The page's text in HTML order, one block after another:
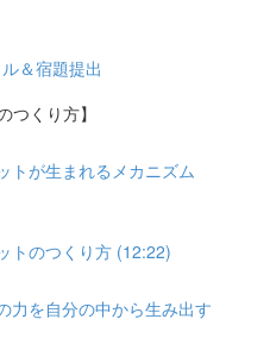
＆宿題提出
くり方】
が生まれるメカニズム
トのつくり方 (12:22)
を自分の中から生み出す